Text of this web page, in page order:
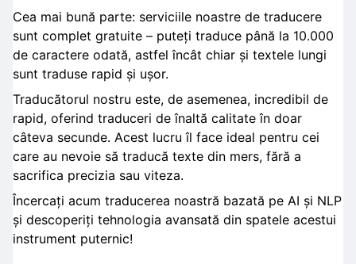
Cea mai bună parte: serviciile noastre de traducere
sunt complet gratuite – puteți traduce până la 10.000
de caractere odată, astfel încât chiar și textele lungi
sunt traduse rapid și ușor.
Traducătorul nostru este, de asemenea, incredibil de
rapid, oferind traduceri de înaltă calitate în doar
câteva secunde. Acest lucru îl face ideal pentru cei
care au nevoie să traducă texte din mers, fără a
sacrifica precizia sau viteza.
Încercați acum traducerea noastră bazată pe AI și NLP
și descoperiți tehnologia avansată din spatele acestui
instrument puternic!